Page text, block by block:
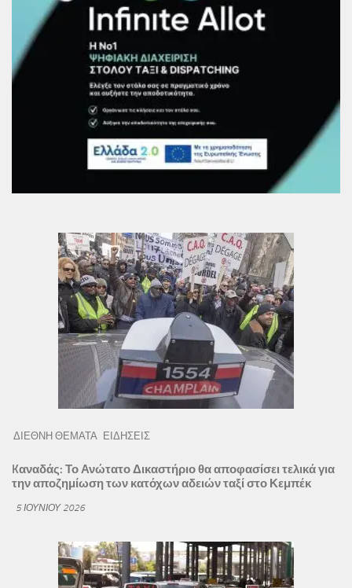
ΔΙΕΘΝΗ ΘΕΜΑΤΑ ΕΙΔΗΣΕΙΣ
Kαναδάς: Το Ανώτατο Δικαστήριο θα αποφασίσει τελικά για
την αποζημίωση των κατόχων αδειών ταξί στο Κεμπέκ
5 ΙΟΥΝΊΟΥ 2026